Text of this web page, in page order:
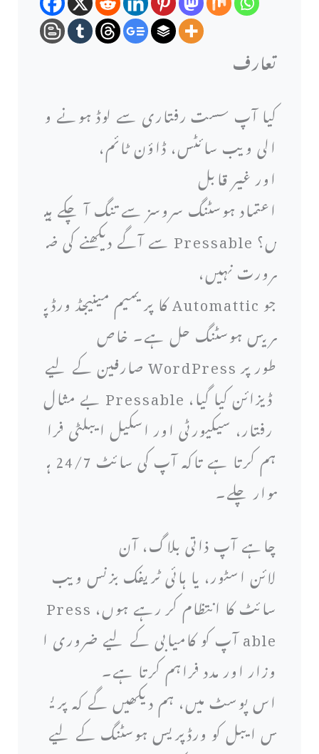
تعارف
کیا آپ سست رفتاری سے لوڈ ہونے و
الی ویب سائٹس، ڈاؤن ٹائم،
اور غیر قابل
اعتماد ہوسٹنگ سروسز سے تنگ آ چکے ہی
ں؟ Pressable سے آگے دیکھنے کی ض
رورت نہیں،
جو Automattic کا پریمیم مینیجڈ ورڈپ
ریس ہوسٹنگ حل ہے۔ خاص
طور پر WordPress صارفین کے لیے
ڈیزائن کیا گیا، Pressable بے مثال
رفتار، سیکیورٹی اور اسکیل ایبلٹی فرا
ہم کرتا ہے تاکہ آپ کی سائٹ 24/7 ہ
موار چلے۔
چاہے آپ ذاتی بلاگ، آن
لائن اسٹور، یا ہائی ٹریفک بزنس ویب
سائٹ کا انتظام کر رہے ہوں، Press
able آپ کو کامیابی کے لیے ضروری ا
وزار اور مدد فراہم کرتا ہے۔
اس پوسٹ میں، ہم دیکھیں گے کہ پری
س ایبل کو ورڈپریس ہوسٹنگ کے لیے